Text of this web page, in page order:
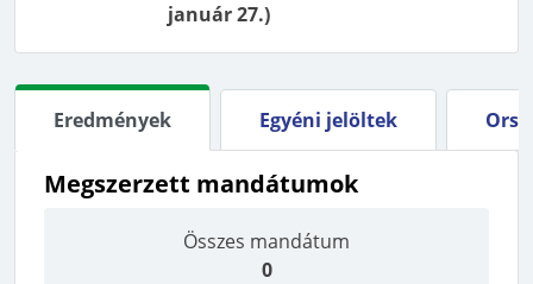
január 27.)
Eredmények Egyéni jelöltek
Megszerzett mandátumok
Összes mandátum
0